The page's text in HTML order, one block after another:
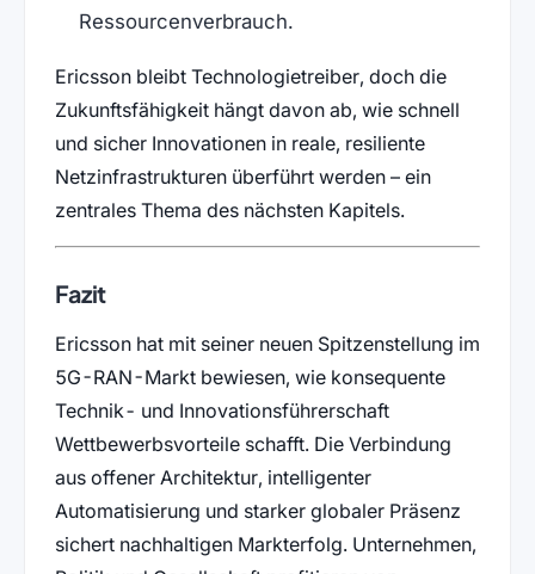
Ressourcenverbrauch.
Ericsson bleibt Technologietreiber, doch die
Zukunftsfähigkeit hängt davon ab, wie schnell
und sicher Innovationen in reale, resiliente
Netzinfrastrukturen überführt werden – ein
zentrales Thema des nächsten Kapitels.
Fazit
Ericsson hat mit seiner neuen Spitzenstellung im
5G-RAN-Markt bewiesen, wie konsequente
Technik- und Innovationsführerschaft
Wettbewerbsvorteile schafft. Die Verbindung
aus offener Architektur, intelligenter
Automatisierung und starker globaler Präsenz
sichert nachhaltigen Markterfolg. Unternehmen,